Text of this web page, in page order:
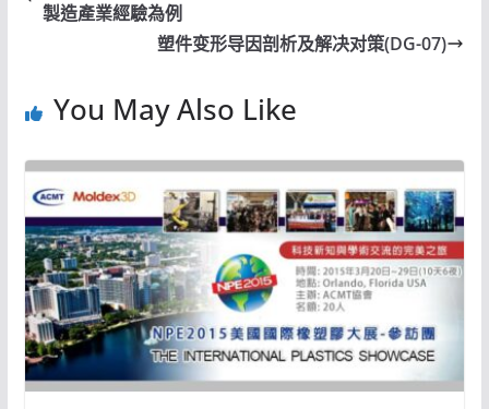
製造產業經驗為例
塑件变形导因剖析及解决对策(DG-07)
You May Also Like